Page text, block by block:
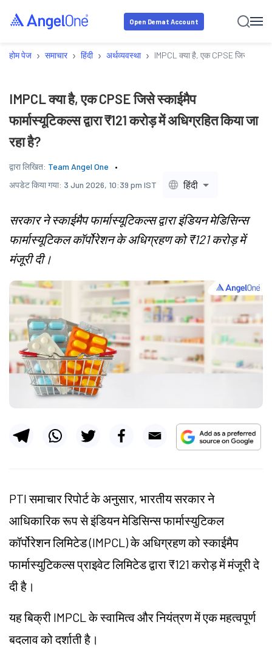
Open Demat Account
होम पेज › समाचार › हिंदी › अर्थव्यवस्था › IMPCL क्या है, एक CPSE जिसे स्काईमैप
IMPCL क्या है, एक CPSE जिसे स्काईमैप
फार्मास्यूटिकल्स द्वारा ₹121 करोड़ में अधिग्रहित किया जा
रहा है?
द्वारा लिखित: Team Angel One
अपडेट किया गया: 3 Jun 2026, 10:39 pm IST हिंदी
सरकार ने स्काईमैप फार्मास्यूटिकल्स द्वारा इंडियन मेडिसिन्स
फार्मास्यूटिकल कॉर्पोरेशन के अधिग्रहण को ₹121 करोड़ में
मंजूरी दी।
PTI समाचार रिपोर्ट के अनुसार, भारतीय सरकार ने
आधिकारिक रूप से इंडियन मेडिसिन्स फार्मास्युटिकल
कॉर्पोरेशन लिमिटेड (IMPCL) के अधिग्रहण को स्काईमैप
फार्मास्युटिकल्स प्राइवेट लिमिटेड द्वारा ₹121 करोड़ में मंजूरी दे
दी है।
यह बिक्री IMPCLके स्वामित्व और नियंत्रण में एक महत्वपूर्ण
बदलाव को दर्शाती है।